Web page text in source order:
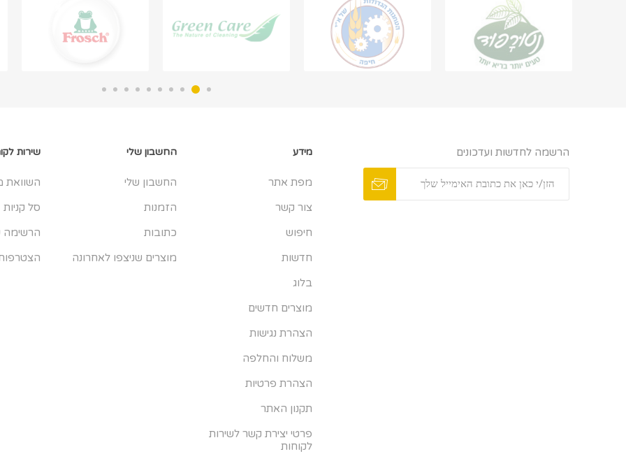
הרשמה לחדשות ועדכונים מידע
מפת אתר
צור קשר
חיפוש
חדשות
בלוג
מוצרים חדשים
הצהרת נגישות
משלוח והחלפה
הצהרת פרטיות
תקנון האתר
פרטי יצירת קשר לשירות
לקוחות
החשבון שלי
החשבון שלי
הזמנות
כתובות
מוצרים שניצפו לאחרונה
שירות
השוואת
סל קניות
הרשימה